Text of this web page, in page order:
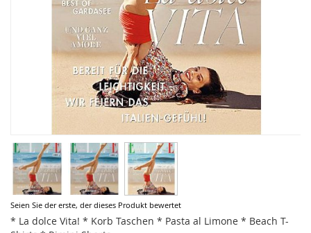
Seien Sie der erste, der dieses Produkt bewertet
* La dolce Vita! * Korb Taschen * Pasta al Limone * Beach T-
Zum
Anfang